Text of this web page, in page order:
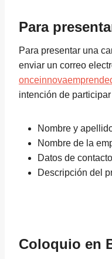
Para
Para presentar una
enviar un correo
intención de
Nombre y
Nombre de la
Datos de
Descripción del
Coloquio en